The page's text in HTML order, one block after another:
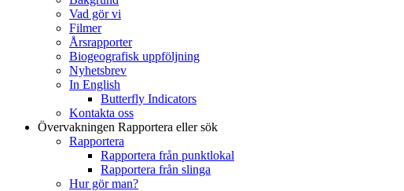
Vad gör vi
Filmer
Årsrapporter
Biogeografisk uppföljning
Nyhetsbrev
In English
Butterfly Indicators
Kontakta oss
Övervakningen Rapportera eller sök
Rapportera
Rapportera från punktlokal
Rapportera från slinga
Hur gör man?